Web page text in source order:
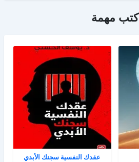
كتب مهمة
عقدك النفسية سجنك الأبدي